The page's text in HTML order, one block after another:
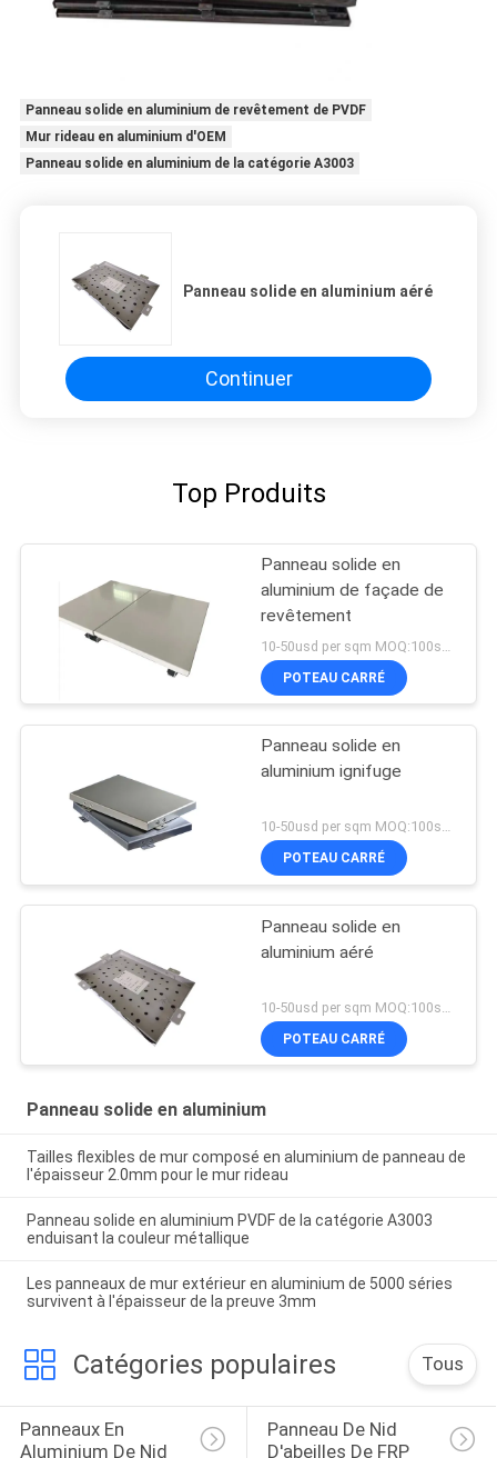
Panneau solide en aluminium de revêtement de PVDF
Mur rideau en aluminium d'OEM
Panneau solide en aluminium de la catégorie A3003
Panneau solide en aluminium aéré
Continuer
Top Produits
Panneau solide en
aluminium de façade de
revêtement
POTEAU CARRÉ
Panneau solide en
aluminium ignifuge
10-50usd per sqm MOQ:100sqm
POTEAU CARRÉ
Panneau solide en
aluminium aéré
10-50usd per sqm MOQ:100sqm
POTEAU CARRÉ
Panneau solide en aluminium
Tailles flexibles de mur composé en aluminium de panneau de
l'épaisseur 2.0mm pour le mur rideau
Panneau solide en aluminium PVDF de la catégorie A3003
enduisant la couleur métallique
Les panneaux de mur extérieur en aluminium de 5000 séries
survivent à l'épaisseur de la preuve 3mm
Catégories populaires Tous
Panneaux En
Aluminium De Nid
Panneau De Nid
D'abeilles De FRP